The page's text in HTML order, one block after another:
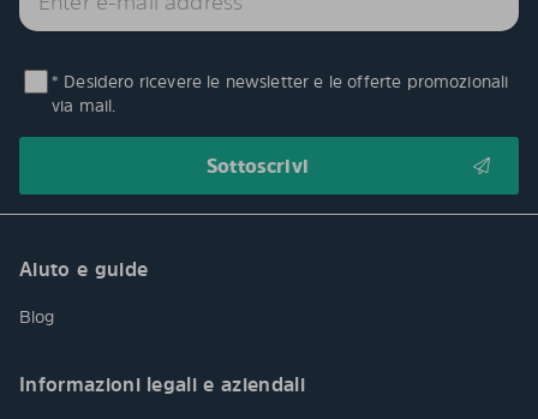
* Desidero ricevere le newsletter e le offerte promozionali
via mail.
Aiuto e guide
Blog
Informazioni legali e aziendali